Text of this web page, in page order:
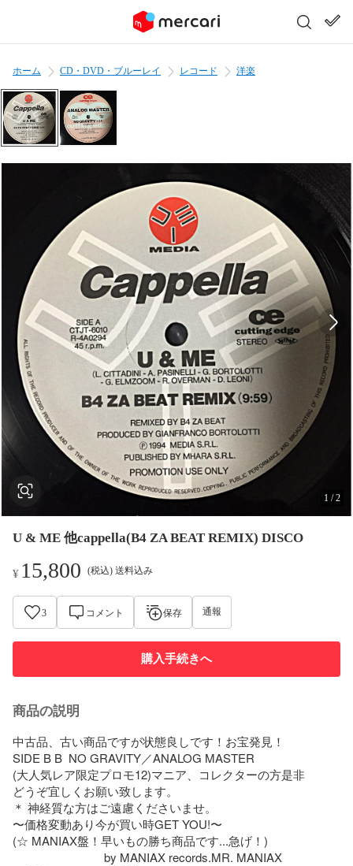
ホーム CD・DVD・ブルーレイ レコード 洋楽
1 /2
U & ME 他cappella(B4 ZA BEAT REMIX) DISCO
¥ 15,800 (税込) 送料込み
3 コメント 保存 通報
購入手続きへ
商品の説明
中古品、古い商品ですが状態良しです！お宝発見！
SIDE B B  NO GRAVITY／ANALOG MASTER
(大人気レア限定プロモ12)マニア、コレクターの方是非
どうぞ宜しくお願い致します。
＊ 神経質な方はご遠慮くださいませ。
〜価格変動あり今が買い時GET YOU!〜
(☆ MANIAX盤！早いもの勝ち商品です...急げ！)